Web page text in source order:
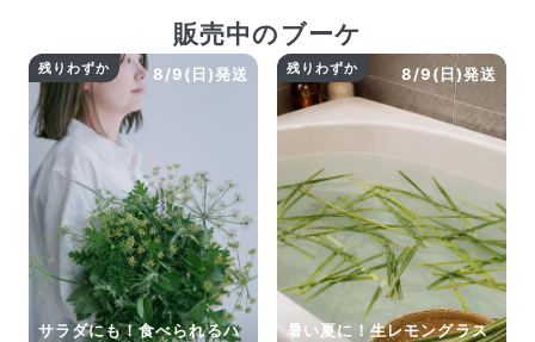
販売中のブーケ
8/9(日)発送
残りわずか
サラダにも！食べられるハ
8/9(日)発送
残りわずか
暑い夏に！生レモングラス